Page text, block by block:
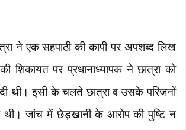
ने एक सहपाठी की कापी पर अपशब्द लिख
शिकायत पर प्रधानाध्यापक ने छात्रा को
थी। इसी के चलते छात्रा व उसके परिजनों
थी। जांच में छेड़खानी के आरोप की पुष्टि न